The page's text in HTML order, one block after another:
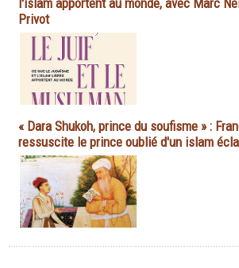
l'islam apportent au monde, avec Marc
Privot
« Dara Shukoh, prince du soufisme » :
ressuscite le prince oublié d'un islam